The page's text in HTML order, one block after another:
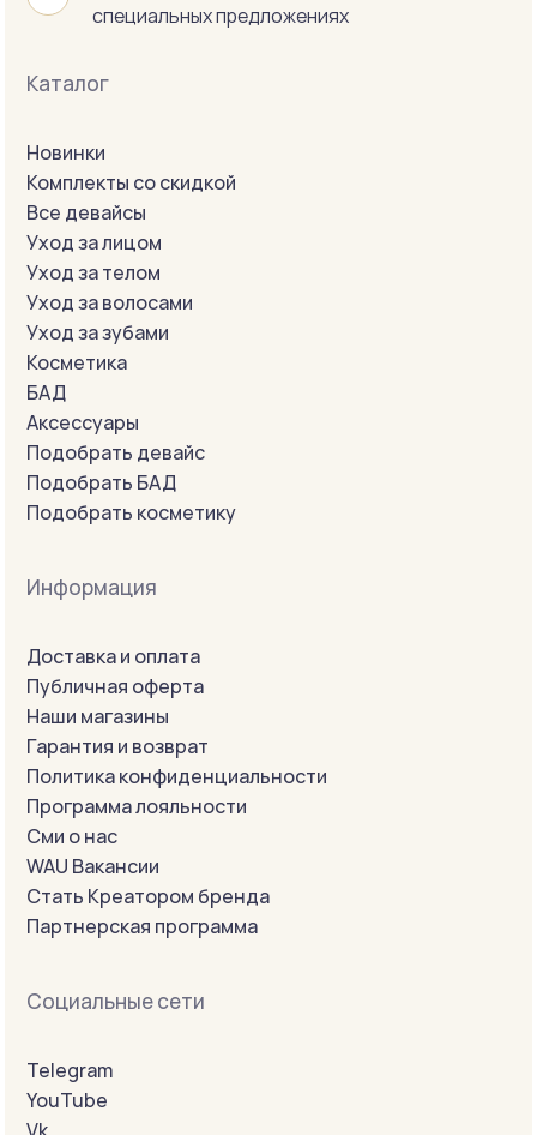
специальных предложениях
Каталог
Новинки
Комплекты со скидкой
Все девайсы
Уход за лицом
Уход за телом
Уход за волосами
Уход за зубами
Косметика
БАД
Аксессуары
Подобрать девайс
Подобрать БАД
Подобрать косметику
Информация
Доставка и оплата
Публичная оферта
Наши магазины
Гарантия и возврат
Политика конфиденциальности
Программа лояльности
Сми о нас
WAU Вакансии
Стать Креатором бренда
Партнерская программа
Социальные сети
Telegram
YouTube